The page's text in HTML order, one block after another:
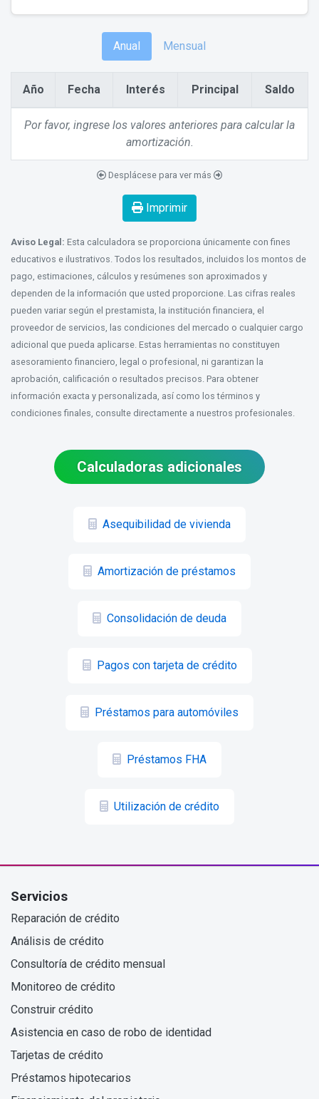
Anual Mensual
Año Fecha Interés Principal Saldo
Por favor, ingrese los valores anteriores para calcular la
amortización.
Desplácese para ver más
Imprimir
Aviso Legal: Esta calculadora se proporciona únicamente con fines
educativos e ilustrativos. Todos los resultados, incluidos los montos de
pago, estimaciones, cálculos y resúmenes son aproximados y
dependen de la información que usted proporcione. Las cifras reales
pueden variar según el prestamista, la institución financiera, el
proveedor de servicios, las condiciones del mercado o cualquier cargo
adicional que pueda aplicarse. Estas herramientas no constituyen
asesoramiento financiero, legal o profesional, ni garantizan la
aprobación, calificación o resultados precisos. Para obtener
información exacta y personalizada, así como los términos y
condiciones finales, consulte directamente a nuestros profesionales.
Calculadoras adicionales
Asequibilidad de vivienda
Amortización de préstamos
Consolidación de deuda
Pagos con tarjeta de crédito
Préstamos para automóviles
Préstamos FHA
Utilización de crédito
Servicios
Reparación de crédito
Análisis de crédito
Consultoría de crédito mensual
Monitoreo de crédito
Construir crédito
Asistencia en caso de robo de identidad
Tarjetas de crédito
Préstamos hipotecarios